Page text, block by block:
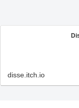
disse.itch.io